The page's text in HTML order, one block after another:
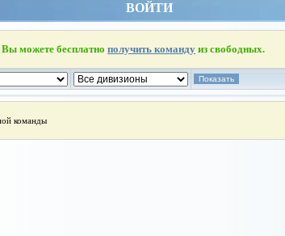
ВОЙТИ
можете бесплатно получить команду из свободных.
команды